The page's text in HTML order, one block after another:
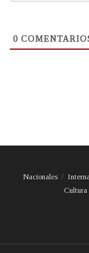
0
Nacionales
Cultura